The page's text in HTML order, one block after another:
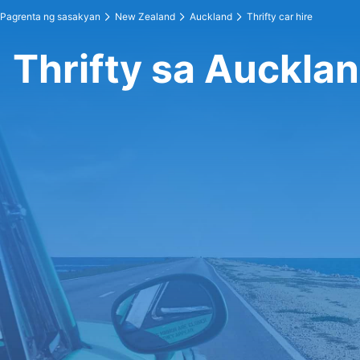
Pagrenta ng sasakyan New Zealand Auckland Thrifty car hire
Thrifty sa